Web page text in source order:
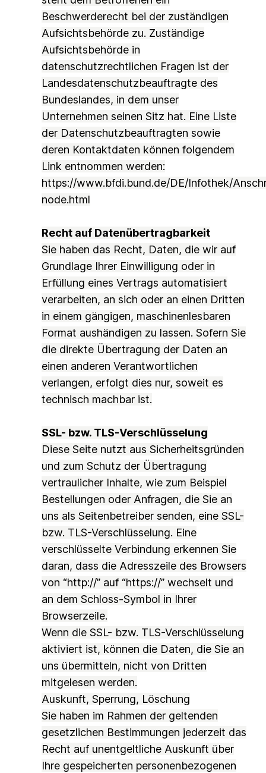
Beschwerderecht bei der zuständigen
Aufsichtsbehörde zu. Zuständige
Aufsichtsbehörde in
datenschutzrechtlichen Fragen ist der
Landesdatenschutzbeauftragte des
Bundeslandes, in dem unser
Unternehmen seinen Sitz hat. Eine Liste
der Datenschutzbeauftragten sowie
deren Kontaktdaten können folgendem
Link entnommen werden:
https://www.bfdi.bund.de/DE/Infothek/
node.html
Recht auf Datenübertragbarkeit
Sie haben das Recht, Daten, die wir auf
Grundlage Ihrer Einwilligung oder in
Erfüllung eines Vertrags automatisiert
verarbeiten, an sich oder an einen Dritten
in einem gängigen, maschinenlesbaren
Format aushändigen zu lassen. Sofern Sie
die direkte Übertragung der Daten an
einen anderen Verantwortlichen
verlangen, erfolgt dies nur, soweit es
technisch machbar ist.
SSL- bzw. TLS-Verschlüsselung
Diese Seite nutzt aus Sicherheitsgründen
und zum Schutz der Übertragung
vertraulicher Inhalte, wie zum Beispiel
Bestellungen oder Anfragen, die Sie an
uns als Seitenbetreiber senden, eine SSL-
bzw. TLS-Verschlüsselung. Eine
verschlüsselte Verbindung erkennen Sie
daran, dass die Adresszeile des Browsers
von “http://” auf “https://” wechselt und
an dem Schloss-Symbol in Ihrer
Browserzeile.
Wenn die SSL- bzw. TLS-Verschlüsselung
aktiviert ist, können die Daten, die Sie an
uns übermitteln, nicht von Dritten
mitgelesen werden.
Auskunft, Sperrung, Löschung
Sie haben im Rahmen der geltenden
gesetzlichen Bestimmungen jederzeit das
Recht auf unentgeltliche Auskunft über
Ihre gespeicherten personenbezogenen